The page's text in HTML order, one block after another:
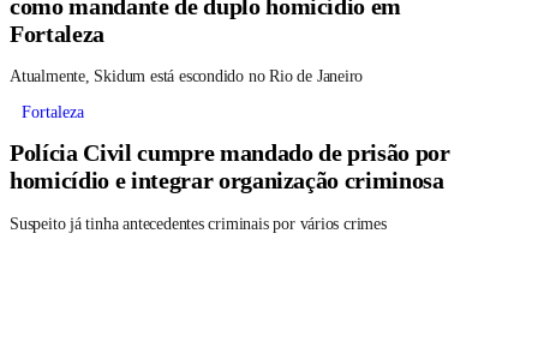
Fortaleza
Atualmente, Skidum está escondido no Rio de Janeiro
Fortaleza
Polícia Civil cumpre mandado de prisão por
homicídio e integrar organização criminosa
Suspeito já tinha antecedentes criminais por vários crimes